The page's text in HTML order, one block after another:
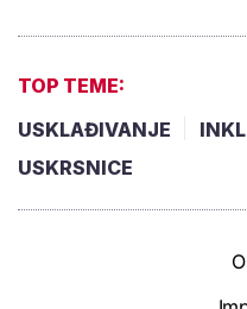
TOP TEME:
USKLAĐIVANJE
USKRSNICE